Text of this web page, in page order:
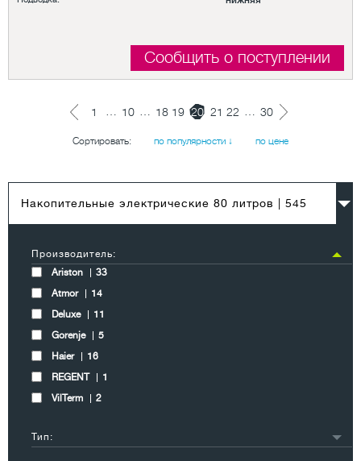
Сообщить о поступлении
1 10 18 19 20 21 22 30
Сортировать: по популярности ↓ по цене
Накопительные электрические 80 литров | 545
Производитель:
Ariston
33
Atmor
14
Deluxe
11
Gorenje
5
Haier
16
REGENT
1
VilTerm
2
Тип: